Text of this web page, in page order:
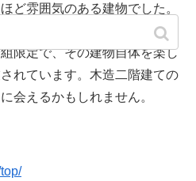
ど雰囲気のある建物でした。
ノベーションし今の形に作り
限定で、その建物自体を楽し
れています。木造二階建ての
会えるかもしれません。